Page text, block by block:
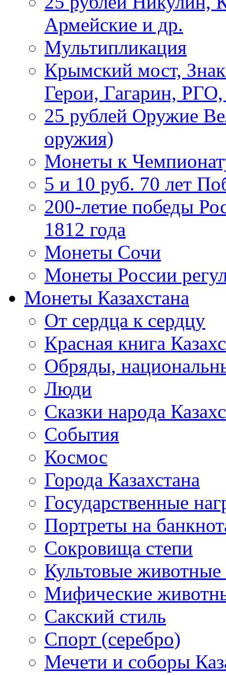
Армейские и др.
Мультипликация
Крымский мост,
Герои, Гагарин,
25 рублей Оружие
оружия)
Монеты к
5 и 10 руб. 70 лет
200-летие победы
1812 года
Монеты Сочи
Монеты России
Монеты Казахстана
От сердца к сердцу
Красная книга
Обряды,
Люди
Сказки народа
События
Космос
Города Казахстана
Государственные
Портреты на
Сокровища степи
Культовые
Мифические
Сакский стиль
Спорт (серебро)
Мечети и соборы